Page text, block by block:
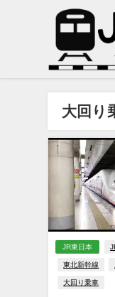
大回り
JR東日本
東北新幹線
大回り乗車